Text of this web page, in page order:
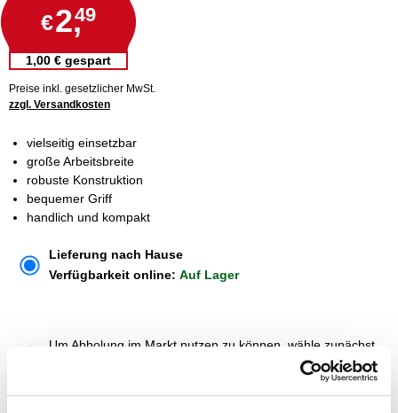
€2,49
1,00 € gespart
Preise inkl. gesetzlicher MwSt.
zzgl. Versandkosten
vielseitig einsetzbar
große Arbeitsbreite
robuste Konstruktion
bequemer Griff
handlich und kompakt
Lieferung nach Hause
Verfügbarkeit online: Auf Lager
Um Abholung im Markt nutzen zu können, wähle zunächst
Jetzt prüfen und Markt auswählen